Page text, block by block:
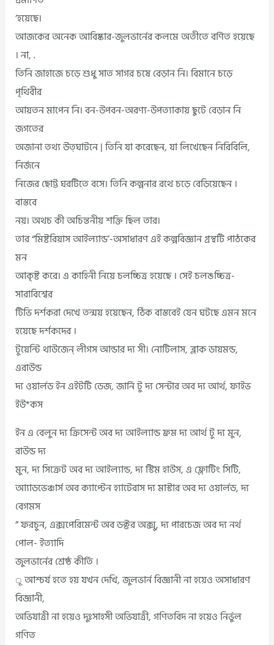
‘হয়েছে।
আজকের অনেক আবিষ্কার-জুলভার্নের কলমে অতীতে বর্ণিত হয়েছে
। না, .
তিনি জাহাজে চড়ে শুধু সাত সাগর চষে বেড়ান নি। বিমানে চড়ে
পৃথিবীর
আয়তন মাপেন নি। বন-উপবন-অরণ্য-উপত্যাকায় ছুটে বেড়ান নি
জগতের
অজানা তথ্য উত্ঘাটনে | তিনি যা করেছেন, যা লিখেছেন নিরিবিলি,
নির্জনে
নিজের ছোট্ট ঘরটিতে বসে। তিনি কল্পনার রথে চড়ে বেড়িয়েছেন ।
বাস্তবে
নয়। অথচ কী অচিন্তনীয় শক্তি ছিল তার।
তার “মিষ্টরিয়াস আইল্যান্ড’-অসাধারণ এই কল্পবিজ্ঞান গ্রন্থটি পাঠকের
মন
আকৃষ্ট করে। এ কাহিনী নিয়ে চলচ্চিত্র হয়েছে । সেই চলঙচ্চিত্র-
সারাবিশ্বের
টিভি দর্শকরা দেখে তন্ময় হয়েছেন, ঠিক বাস্তবেই যেন ঘটছে এমন মনে
হয়েছে দর্শকদের ।
টুয়েন্টি থাউজেন্ লীগস আন্ডার দ্য সী। নোটিলাস, ব্লাক ডায়মন্ড,
এরাউন্ড
দ্য ওয়ার্লড ইন এইটটি ডেজ, জার্নি টু দ্য সেন্টার অব দ্য আর্থ, ফাইভ
ইউ*কস
ইন এ বেলুন দ্য ক্রিসেন্ট অব দ্য আইল্যান্ড ফ্রম দ্য আর্থ টু দ্য মুন,
রাউন্ড দ্য
মুন, দ্য সিক্রেট অব দ্য আইল্যান্ড, দ্য স্টিম হাউস, এ ফ্লোটিং সিটি,
আ্যাডভেঞ্চার্স অব ক্যাপ্টেন হ্যাটেরাস দ্য মাস্টার অব দ্য ওয়ার্লড, দ্য
বেগমস
” ফরচুন, এক্সপেরিমেন্ট অব ডক্টর অক্সু, দ্য পারচেজ অব দ্য নর্থ
পোল- ইত্যাদি
জুলভার্নের শ্রেষ্ঠ কীর্তি ।
ূ আশ্চর্য হতে হয় যখন দেখি, জুলভার্ন বিজ্ঞানী না হয়েও অসাধারণ
বিজ্ঞানী,
অভিযাত্রী না হয়েও দুঃসাহসী অভিযাত্রী, গণিতবিদ না হয়েও নির্ভুল
গণিত